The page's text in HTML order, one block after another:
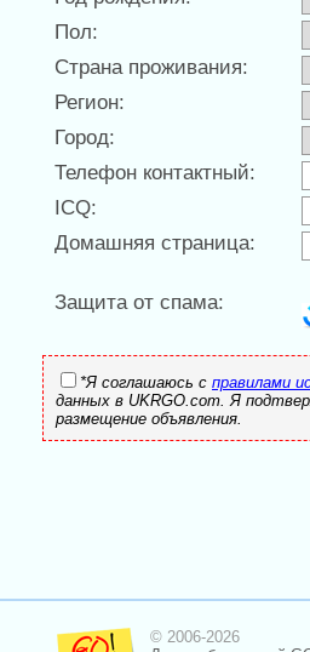
Пол:
Страна проживания:
Регион:
Город:
Телефон контактный:
ICQ:
Домашняя страница:
Защита от спама:
*Я соглашаюсь с правилами
данных в UKRGO.com. Я
размещение объявления.
© 2006-2026